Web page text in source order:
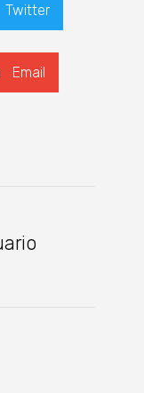
Twitter
Email